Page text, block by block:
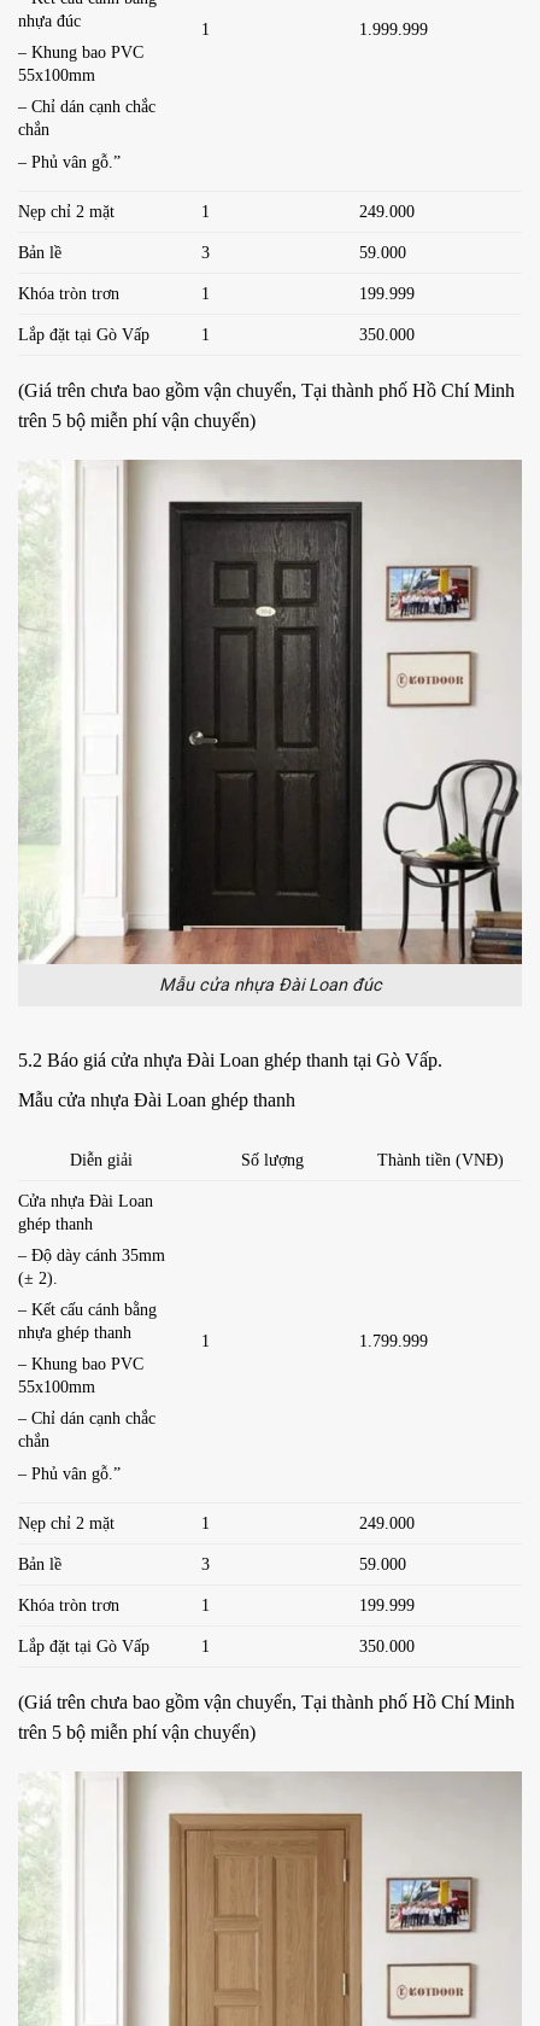
nhựa đúc
– Khung bao PVC
55x100mm
– Chỉ dán cạnh chắc
chắn
– Phủ vân gỗ.”
1 1.999.999
Nẹp chỉ 2 mặt 1 249.000
Bản lề 3 59.000
Khóa tròn trơn 1 199.999
Lắp đặt tại Gò Vấp 1 350.000
(Giá trên chưa bao gồm vận chuyển, Tại thành phố Hồ Chí Minh
trên 5 bộ miễn phí vận chuyển)
Mẫu cửa nhựa Đài Loan đúc
5.2 Báo giá cửa nhựa Đài Loan ghép thanh tại Gò Vấp.
Mẫu cửa nhựa Đài Loan ghép thanh
Diễn giải Số lượng Thành tiền (VNĐ)
Cửa nhựa Đài Loan
ghép thanh
– Độ dày cánh 35mm
(± 2).
– Kết cấu cánh bằng
nhựa ghép thanh
– Khung bao PVC
55x100mm
– Chỉ dán cạnh chắc
chắn
– Phủ vân gỗ.”
1 1.799.999
Nẹp chỉ 2 mặt 1 249.000
Bản lề 3 59.000
Khóa tròn trơn 1 199.999
Lắp đặt tại Gò Vấp 1 350.000
(Giá trên chưa bao gồm vận chuyển, Tại thành phố Hồ Chí Minh
trên 5 bộ miễn phí vận chuyển)